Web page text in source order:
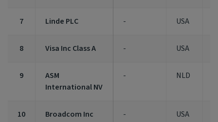
7 Linde PLC - USA
8 Visa Inc Class A - USA
9
ASM
International NV
- NLD
10 Broadcom Inc - USA